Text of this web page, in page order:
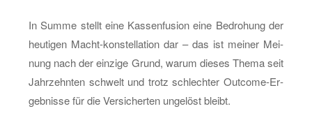
In Summe stellt eine Kas­sen­fu­si­on eine Be­dro­hung der
heu­ti­gen Macht-kon­stel­la­ti­on dar – das ist mei­ner Mei­
nung nach der ein­zi­ge Grund, warum die­ses Thema seit
Jahr­zehn­ten schwelt und trotz schlech­ter Out­co­me-Er­
geb­nis­se für die Ver­si­cher­ten un­ge­löst bleibt.